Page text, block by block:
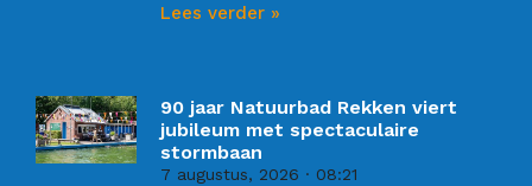
Lees verder »
90 jaar Natuurbad Rekken viert
jubileum met spectaculaire
stormbaan
7 augustus, 2026 08:21